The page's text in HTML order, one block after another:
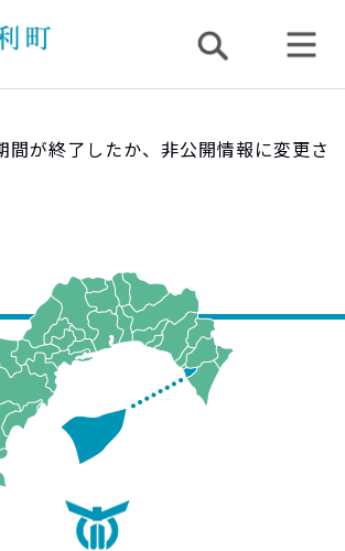
間が終了したか、非公開情報に変更さ